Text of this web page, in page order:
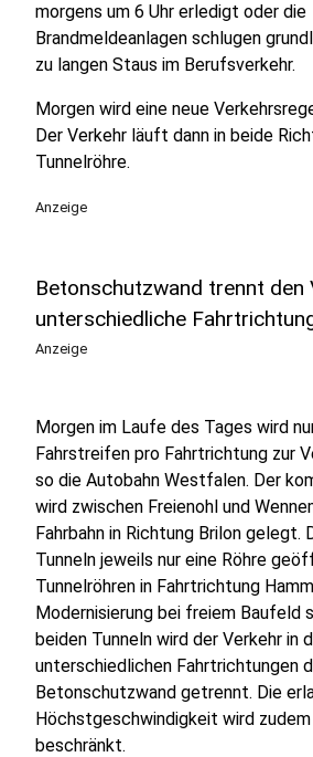
morgens um 6 Uhr erledigt oder die
Brandmeldeanlagen schlugen
zu langen Staus im Berufsverkehr.
Morgen wird eine neue
Der Verkehr läuft dann in beide
Tunnelröhre.
Anzeige
Betonschutzwand trennt den
unterschiedliche
Anzeige
Morgen im Laufe des Tages wird
Fahrstreifen pro Fahrtrichtung zur
so die Autobahn Westfalen. Der
wird zwischen Freienohl und
Fahrbahn in Richtung Brilon gelegt.
Tunneln jeweils nur eine Röhre
Tunnelröhren in Fahrtrichtung
Modernisierung bei freiem Baufeld
beiden Tunneln wird der Verkehr in
unterschiedlichen Fahrtrichtungen
Betonschutzwand getrennt. Die
Höchstgeschwindigkeit wird
beschränkt.